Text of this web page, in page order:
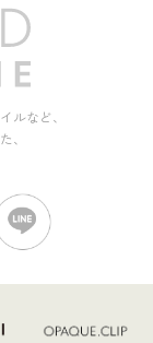
ルなど、
、